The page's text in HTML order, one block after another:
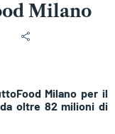
Milano
Milano per il
oltre 82 milioni di